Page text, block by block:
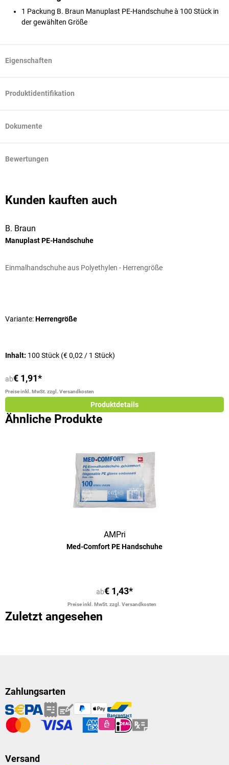
1 Packung B. Braun Manuplast PE-Handschuhe à 100 Stück in
der gewählten Größe
Eigenschaften
Produktidentifikation
Dokumente
Bewertungen
Kunden kauften auch
B. Braun
Manuplast PE-Handschuhe
Einmalhandschuhe aus Polyethylen - Herrengröße
Variante:Herrengröße
Inhalt: 100 Stück (€ 0,02 / 1 Stück)
ab€ 1,91*
Preise inkl. MwSt. zzgl. Versandkosten
Produktdetails
Ähnliche Produkte
AMPri
Med-Comfort PE Handschuhe
ab€ 1,43*
Preise inkl. MwSt. zzgl. Versandkosten
Zuletzt angesehen
Zahlungsarten
Versand